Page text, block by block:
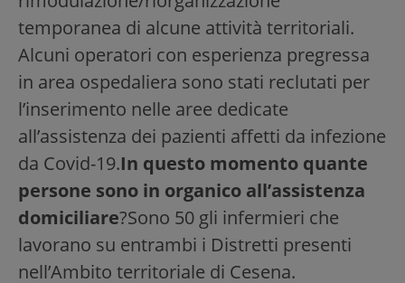
temporanea di alcune attività territoriali.
Alcuni operatori con esperienza pregressa
in area ospedaliera sono stati reclutati per
l’inserimento nelle aree dedicate
all’assistenza dei pazienti affetti da infezione
da Covid-19.In questo momento quante
persone sono in organico all’assistenza
domiciliare?Sono 50 gli infermieri che
lavorano su entrambi i Distretti presenti
nell’Ambito territoriale di Cesena.